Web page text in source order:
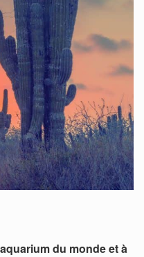
du monde et à